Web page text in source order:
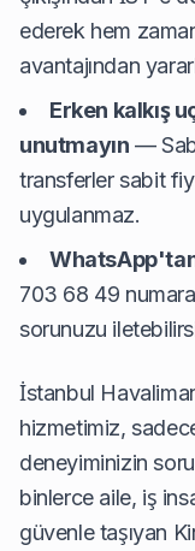
ederek hem
avantajından
Erken kalkış
unutmayın —
transferler sabit
uygulanmaz.
WhatsApp'tan
703 68 49
sorunuzu
İstanbul
hizmetimiz,
deneyiminizin
binlerce aile, iş
güvenle taşıyan